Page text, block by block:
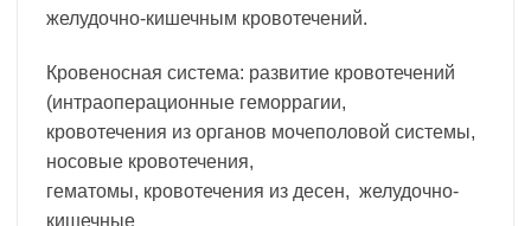
желудочно-кишечным кровотечений.
Кровеносная система: развитие кровотечений
(интраоперационные геморрагии,
кровотечения из органов мочеполовой системы,
носовые кровотечения,
гематомы, кровотечения из десен, желудочно-
кишечные